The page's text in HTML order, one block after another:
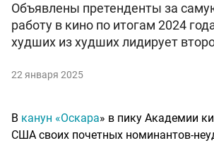
Объявлены претенденты за
работу в кино по итогам 2024
худших из худших лидирует
22 января 2025
В канун «Оскара» в пику Академии
США своих почетных номинантов-